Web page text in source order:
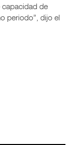
de
periodo”, dijo el